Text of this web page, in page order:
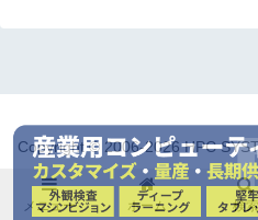
Copyright © 2006-2026 HPC
メニュー ホーム 検索